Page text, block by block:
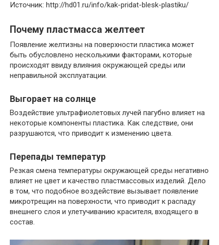
Источник: http://hd01.ru/info/kak-pridat-blesk-plastiku/
Почему пластмасса желтеет
Появление желтизны на поверхности пластика может
быть обусловлено несколькими факторами, которые
происходят ввиду влияния окружающей среды или
неправильной эксплуатации.
Выгорает на солнце
Воздействие ультрафиолетовых лучей пагубно влияет на
некоторые компоненты пластика. Как следствие, они
разрушаются, что приводит к изменению цвета.
Перепады температур
Резкая смена температуры окружающей среды негативно
влияет не цвет и качество пластмассовых изделий. Дело
в том, что подобное воздействие вызывает появление
микротрещин на поверхности, что приводит к распаду
внешнего слоя и улетучиванию красителя, входящего в
состав.